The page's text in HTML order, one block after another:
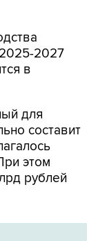
2027
в
для
составит
этом
рублей